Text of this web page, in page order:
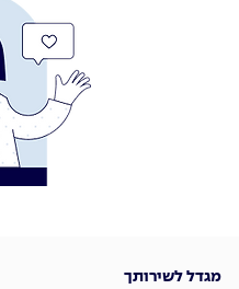
מגדל לשירותך